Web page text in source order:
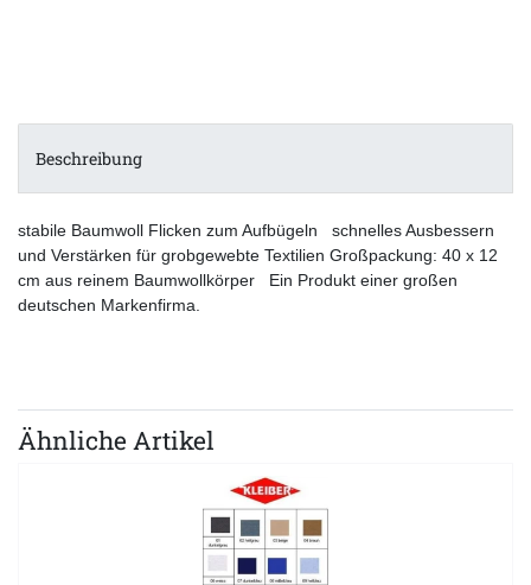
Beschreibung
stabile Baumwoll Flicken zum Aufbügeln schnelles Ausbessern
und Verstärken für grobgewebte Textilien Großpackung: 40 x 12
cm aus reinem Baumwollkörper Ein Produkt einer großen
deutschen Markenfirma.
Ähnliche Artikel